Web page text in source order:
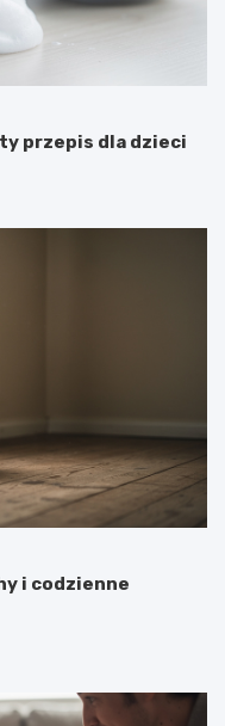
przepis dla dzieci
i codzienne